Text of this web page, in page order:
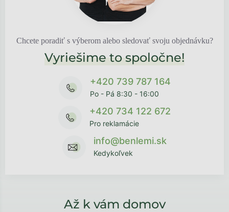
Chcete poradiť s výberom alebo sledovať svoju objednávku?
Vyriešime to spoločne!
+420 739 787 164
Po - Pá 8:30 - 16:00
+420 734 122 672
Pro reklamácie
info@benlemi.sk
Kedykoľvek
Až k vám domov